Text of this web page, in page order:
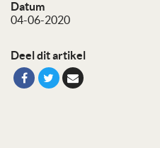
Datum
04-06-2020
Deel dit artikel